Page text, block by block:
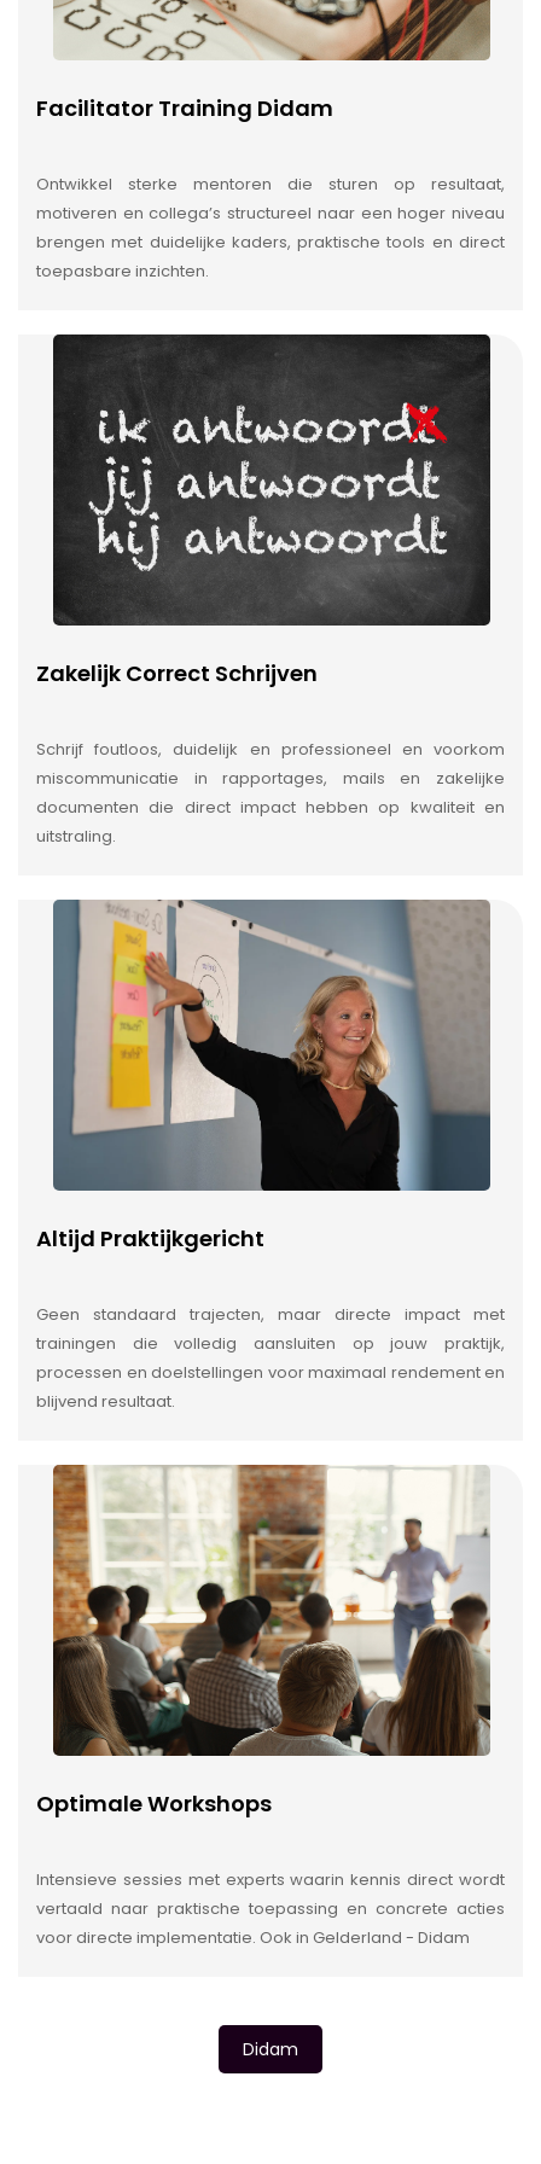
Facilitator Training Didam
Ontwikkel sterke mentoren die sturen op resultaat,
motiveren en collega’s structureel naar een hoger niveau
brengen met duidelijke kaders, praktische tools en direct
toepasbare inzichten.
Zakelijk Correct Schrijven
Schrijf foutloos, duidelijk en professioneel en voorkom
miscommunicatie in rapportages, mails en zakelijke
documenten die direct impact hebben op kwaliteit en
uitstraling.
Altijd Praktijkgericht
Geen standaard trajecten, maar directe impact met
trainingen die volledig aansluiten op jouw praktijk,
processen en doelstellingen voor maximaal rendement en
blijvend resultaat.
Optimale Workshops
Intensieve sessies met experts waarin kennis direct wordt
vertaald naar praktische toepassing en concrete acties
voor directe implementatie. Ook in Gelderland - Didam
Didam